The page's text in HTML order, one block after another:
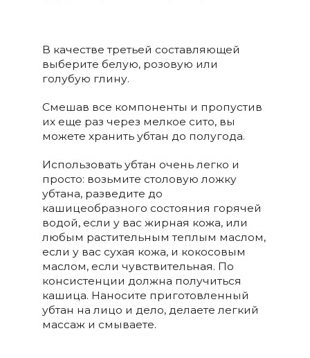
В качестве третьей составляющей
выберите белую, розовую или
голубую глину.
Смешав все компоненты и пропустив
их еще раз через мелкое сито, вы
можете хранить убтан до полугода.
Использовать убтан очень легко и
просто: возьмите столовую ложку
убтана, разведите до
кашицеобразного состояния горячей
водой, если у вас жирная кожа, или
любым растительным теплым маслом,
если у вас сухая кожа, и кокосовым
маслом, если чувствительная. По
консистенции должна получиться
кашица. Наносите приготовленный
убтан на лицо и дело, делаете легкий
массаж и смываете.